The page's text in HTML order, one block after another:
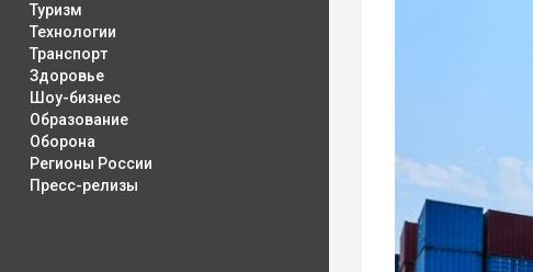
Туризм
Технологии
Транспорт
Здоровье
Шоу-бизнес
Образование
Оборона
Регионы России
Пресс-релизы